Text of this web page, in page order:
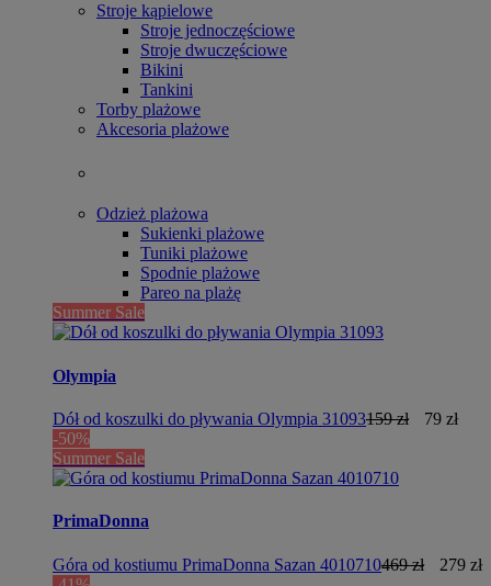
Stroje kąpielowe
Stroje jednoczęściowe
Stroje dwuczęściowe
Bikini
Tankini
Torby plażowe
Akcesoria plażowe
Odzież plażowa
Sukienki plażowe
Tuniki plażowe
Spodnie plażowe
Pareo na plażę
Summer Sale
Olympia
Dół od koszulki do pływania Olympia 31093159 zł
79 zł
-50%
Summer Sale
PrimaDonna
Góra od kostiumu PrimaDonna Sazan 4010710469 zł
279 zł